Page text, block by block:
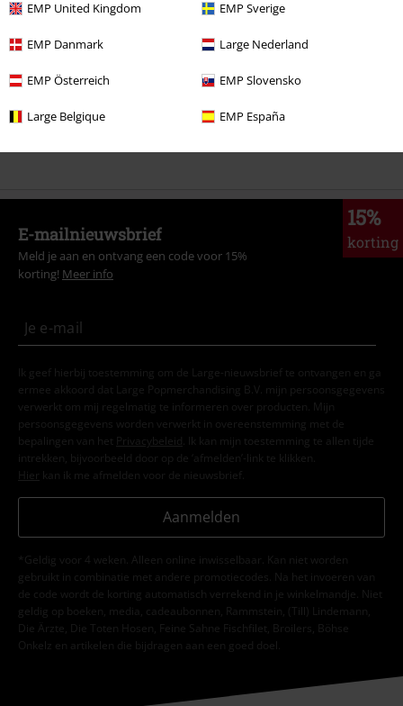
EMP United Kingdom EMP Sverige
EMP Danmark Large Nederland
EMP Österreich EMP Slovensko
Large Belgique EMP España
15%
korting
E-mailnieuwsbrief
Meld je aan en ontvang een code voor 15%
korting! Meer info
Ik geef hierbij toestemming om de Large-nieuwsbrief te ontvangen en ga
ermee akkoord dat Large Popmerchandising B.V. mijn persoonsgegevens
verwerkt om mij regelmatig te informeren over producten. Mijn
persoonsgegevens worden verwerkt in overeenstemming met de
bepalingen van het
Privacybeleid . Ik kan mijn toestemming te allen tijde
intrekken, bijvoorbeeld door op de ‘afmelden’-link te klikken.
Hier kan ik me afmelden voor de nieuwsbrief.
Aanmelden
*Geldig voor 4 weken. Alleen online inwisselbaar. Kan niet worden
gebruikt in combinatie met andere promotiecodes. Na het invoeren van
de code wordt de korting automatisch verrekend in je winkelmandje. Niet
geldig op boeken, media, cadeaubonnen, Rammstein, (Till) Lindemann,
Die Ärzte, Die Toten Hosen, Feine Sahne Fischfilet, Broilers, Böhse
Onkelz en artikelen die bijdragen aan een goed doel.